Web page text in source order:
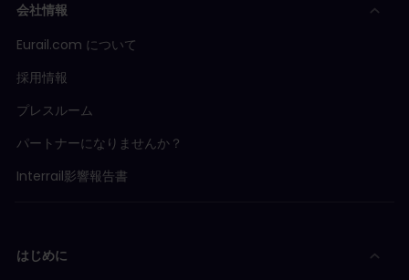
会社情報
Eurail.com について
採用情報
プレスルーム
パートナーになりませんか？
Interrail影響報告書
はじめに